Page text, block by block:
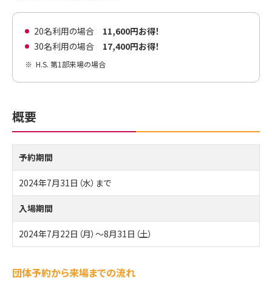
20名利用の場合 11,600円お得！
30名利用の場合 17,400円お得！
※ H.S. 第1部来場の場合
概要
予約期間
2024年7月31日（水）まで
入場期間
2024年7月22日（月）～8月31日（土）
団体予約から来場までの流れ